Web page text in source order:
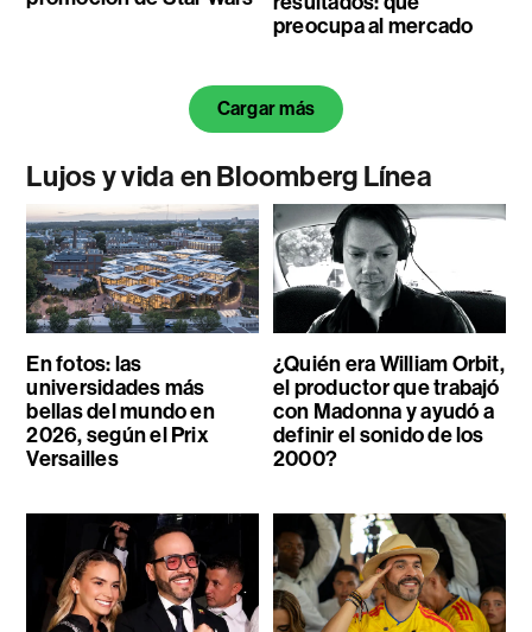
preocupa al mercado
Cargar más
Lujos y vida en Bloomberg Línea
En fotos: las
universidades más
bellas del mundo en
2026, según el Prix
Versailles
¿Quién era William Orbit,
el productor que trabajó
con Madonna y ayudó a
definir el sonido de los
2000?